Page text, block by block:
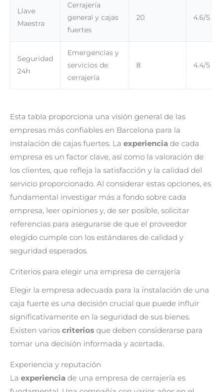
Llave
Maestra
Cerrajería
general y cajas
fuertes
20 4.6/5
Seguridad
24h
Emergencias y
servicios de
cerrajería
8 4.4/5
Esta tabla proporciona una visión general de las
empresas más confiables en Barcelona para la
instalación de cajas fuertes. La experiencia de cada
empresa es un factor clave, así como la valoración de
los clientes, que refleja la satisfacción y la calidad del
servicio proporcionado. Al considerar estas opciones, es
fundamental investigar más a fondo sobre cada
empresa, leer opiniones y, de ser posible, solicitar
referencias para asegurarse de que el proveedor
elegido cumple con los estándares de calidad y
seguridad esperados.
Criterios para elegir una empresa de cerrajería
Elegir la empresa adecuada para la instalación de una
caja fuerte es una decisión crucial que puede influir
significativamente en la seguridad de sus bienes.
Existen varios criterios que deben considerarse para
tomar una decisión informada y acertada.
Experiencia y reputación
La experiencia de una empresa de cerrajería es